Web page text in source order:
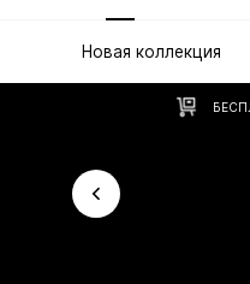
Новая коллекция